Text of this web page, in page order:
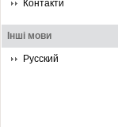
Контакти
Інші мови
Русский